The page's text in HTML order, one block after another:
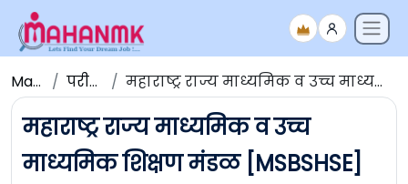
Maha NMK परीक्षेचे निकाल महाराष्ट्र राज्य माध्यमिक व उच्च माध्यमिक शिक्षण मंडळ [MSBSHSE] भरती परीक्षा प्रतिसाद पत्रक
महाराष्ट्र राज्य माध्यमिक व उच्च
माध्यमिक शिक्षण मंडळ [MSBSHSE]